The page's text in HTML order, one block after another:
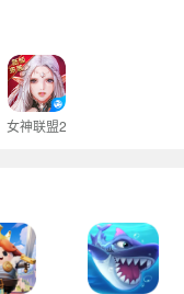
女神联盟2